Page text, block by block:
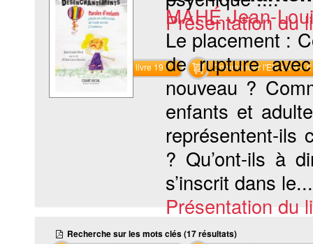
Présentation du
Commander le livre 19 € Commander l'Ebook 9.4 €
MAHÉ Jean-
Le placement :
de rupture
nouveau ?
enfants et
représentent-ils
? Qu’ont-ils à
s’inscrit dans le...
Présentation du
Recherche sur les mots clés (17 résultats)